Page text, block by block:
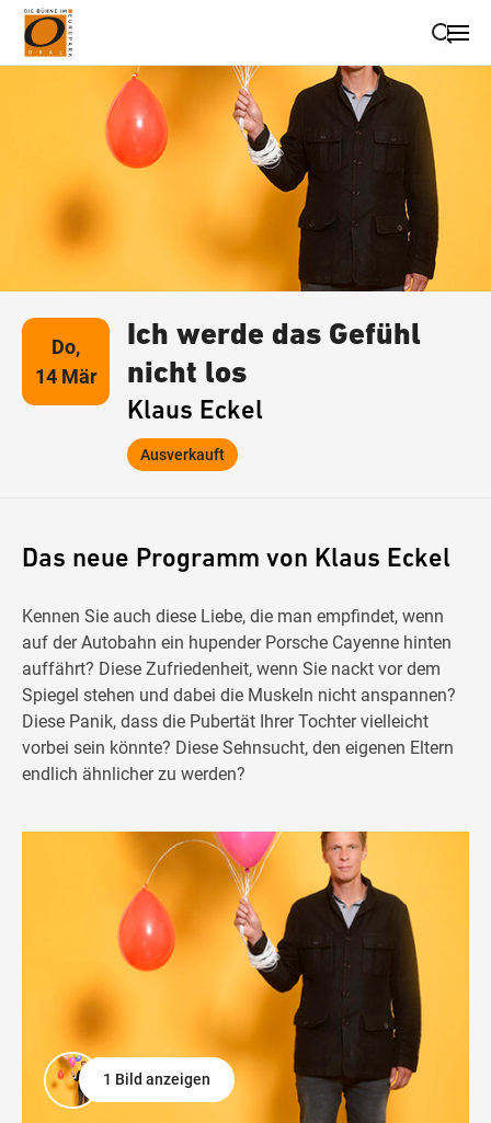
Suche schließen
Wegbeschreibung erhalten
Do,
14 Mär
Ich werde das Gefühl
nicht los
Klaus Eckel
Ausverkauft
Das neue Programm von Klaus Eckel
Kennen Sie auch diese Liebe, die man empfindet, wenn
auf der Autobahn ein hupender Porsche Cayenne hinten
auffährt? Diese Zufriedenheit, wenn Sie nackt vor dem
Spiegel stehen und dabei die Muskeln nicht anspannen?
Diese Panik, dass die Pubertät Ihrer Tochter vielleicht
vorbei sein könnte? Diese Sehnsucht, den eigenen Eltern
endlich ähnlicher zu werden?
1 Bild anzeigen